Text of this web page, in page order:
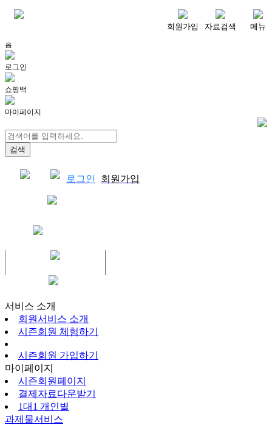
회원가입 자료검색 메뉴
홈
로그인
쇼핑백
마이페이지
로그인 회원가입
서비스 소개
회원서비스 소개
시즌회원 체험하기
시즌회원 가입하기
마이페이지
시즌회원페이지
결제자료다운받기
1대1 개인별
과제물서비스